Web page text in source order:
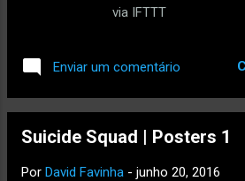
via IFTTT
Enviar um comentário
Suicide Squad | Posters 1
Por David Favinha - junho 20, 2016